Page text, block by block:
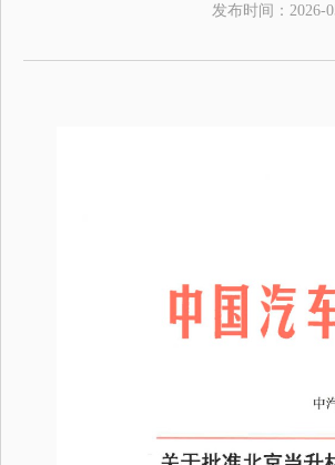
发布时间： 2026-